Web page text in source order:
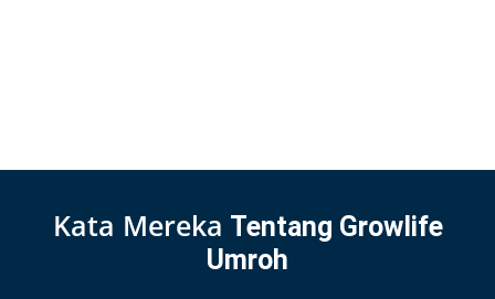
Kata Mereka Tentang Growlife
Umroh